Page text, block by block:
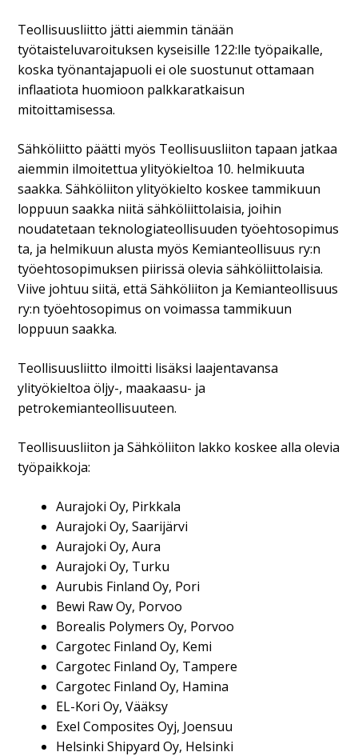
Teollisuusliitto jätti aiemmin tänään
työtaisteluvaroituksen kyseisille 122:lle työpaikalle,
koska työnantajapuoli ei ole suostunut ottamaan
inflaatiota huomioon palkkaratkaisun
mitoittamisessa.
Sähköliitto päätti myös Teollisuusliiton tapaan jatkaa
aiemmin ilmoitettua ylityökieltoa 10. helmikuuta
saakka. Sähköliiton ylityökielto koskee tammikuun
loppuun saakka niitä sähköliittolaisia, joihin
noudatetaan teknologiateollisuuden työehtosopimus
ta, ja helmikuun alusta myös Kemianteollisuus ry:n
työehtosopimuksen piirissä olevia sähköliittolaisia.
Viive johtuu siitä, että Sähköliiton ja Kemianteollisuus
ry:n työehtosopimus on voimassa tammikuun
loppuun saakka.
Teollisuusliitto ilmoitti lisäksi laajentavansa
ylityökieltoa öljy-, maakaasu- ja
petrokemianteollisuuteen.
Teollisuusliiton ja Sähköliiton lakko koskee alla olevia
työpaikkoja:
Aurajoki Oy, Pirkkala
Aurajoki Oy, Saarijärvi
Aurajoki Oy, Aura
Aurajoki Oy, Turku
Aurubis Finland Oy, Pori
Bewi Raw Oy, Porvoo
Borealis Polymers Oy, Porvoo
Cargotec Finland Oy, Kemi
Cargotec Finland Oy, Tampere
Cargotec Finland Oy, Hamina
EL-Kori Oy, Vääksy
Exel Composites Oyj, Joensuu
Helsinki Shipyard Oy, Helsinki